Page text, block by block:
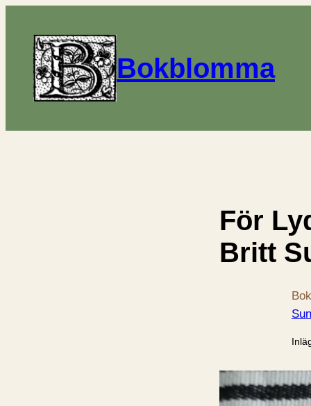
Bokblomma
För
Britt